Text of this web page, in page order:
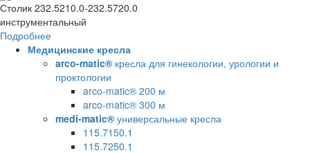
Столик 232.5210.0-232.5720.0
инструментальный
Подробнее
Медицинские кресла
arco-matic® кресла для гинекологии, урологии и
проктологии
arco-matic® 200 м
arco-matic® 300 м
medi-matic® универсальные кресла
115.7150.1
115.7250.1